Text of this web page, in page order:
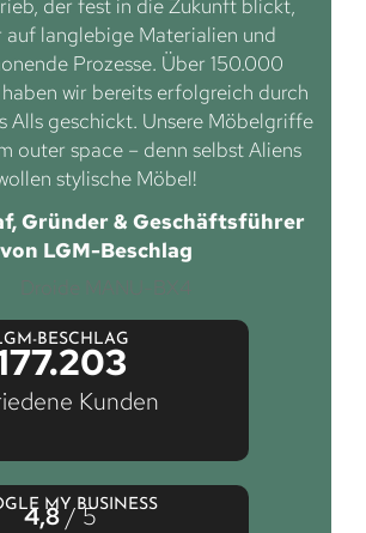
der fest in die Zukunft blickt,
auf langlebige Materialien und
Prozesse. Über 150.000
wir bereits erfolgreich durch
Alls geschickt. Unsere Möbelgriffe
outer space – denn selbst Aliens
stylische Möbel!
Gründer & Geschäftsführer
von LGM-Beschlag
BESCHLAG
Kunden
MY BUSINESS
4,8/ 5